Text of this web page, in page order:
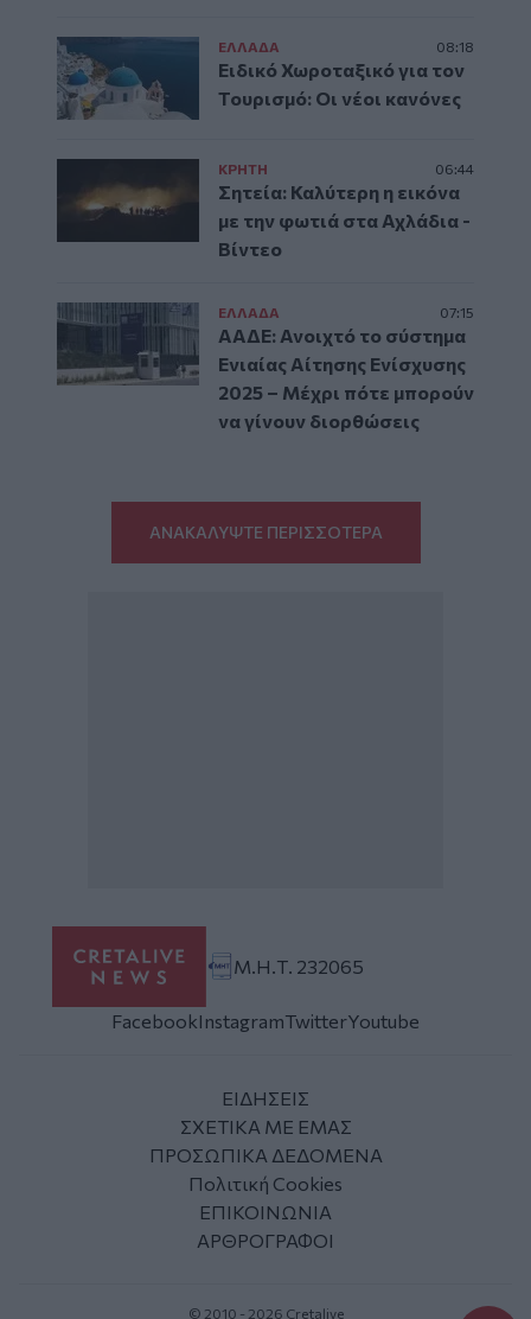
ΕΛΛAΔΑ 08:18
Ειδικό Χωροταξικό για τον
Τουρισμό: Οι νέοι κανόνες
ΚΡΗΤΗ 06:44
Σητεία: Καλύτερη η εικόνα
με την φωτιά στα Αχλάδια -
Βίντεο
ΕΛΛAΔΑ 07:15
ΑΑΔΕ: Ανοιχτό το σύστημα
Ενιαίας Αίτησης Ενίσχυσης
2025 – Μέχρι πότε μπορούν
να γίνουν διορθώσεις
ΑΝΑΚΑΛΥΨΤΕ ΠΕΡΙΣΣΟΤΕΡΑ
Μ.Η.Τ. 232065
FacebookInstagramTwitterYoutube
ΕΙΔΗΣΕΙΣ
ΣΧΕΤΙΚΑ ΜΕ ΕΜΑΣ
ΠΡΟΣΩΠΙΚΑ ΔΕΔΟΜΕΝΑ
Πολιτική Cookies
ΕΠΙΚΟΙΝΩΝΙΑ
ΑΡΘΡΟΓΡΑΦΟΙ
© 2010 - 2026 Cretalive